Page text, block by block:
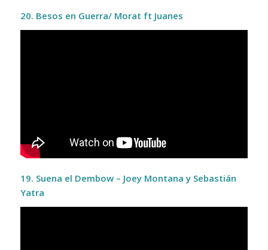
20. Besos en Guerra/ Morat ft Juanes
19. Suena el Dembow – Joey Montana y Sebastián
Yatra